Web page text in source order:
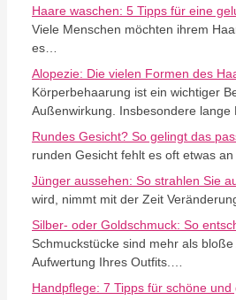
Haare waschen: 5 Tipps für eine
Viele Menschen möchten ihrem
es…
Alopezie: Die vielen Formen des
Körperbehaarung ist ein wichtiger
Außenwirkung. Insbesondere lange
Rundes Gesicht? So gelingt das
runden Gesicht fehlt es oft etwas
Jünger aussehen: So strahlen Sie
wird, nimmt mit der Zeit
Silber- oder Goldschmuck: So
Schmuckstücke sind mehr als
Aufwertung Ihres Outfits.…
Handpflege: 7 Tipps für schöne